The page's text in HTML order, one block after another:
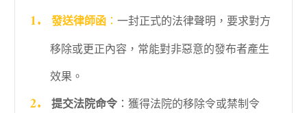
發送律師函： 一封正式的法律聲明，要求對方
移除或更正內容，常能對非惡意的發布者產生
效果。
提交法院命令：獲得法院的移除令或禁制令